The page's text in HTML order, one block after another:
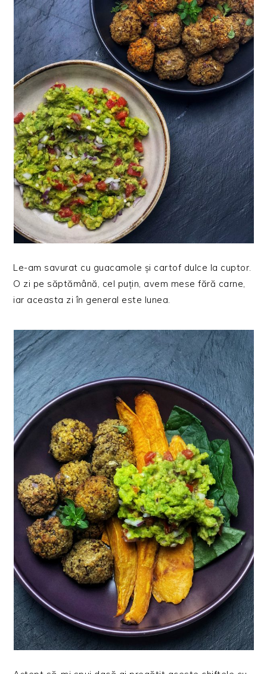
Le-am savurat cu guacamole și cartof dulce la cuptor.
O zi pe săptămână, cel puțin, avem mese fără carne,
iar aceasta zi în general este lunea.